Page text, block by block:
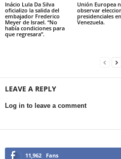
Inácio Lula Da Silva
oficializo la salida del
embajador Frederico
Meyer de Israel. “No
había condiciones para
que regresara”.
Unión Europea
observar
presidenciales en
Venezuela.
LEAVE A REPLY
Log in to leave a comment
11,962 Fans